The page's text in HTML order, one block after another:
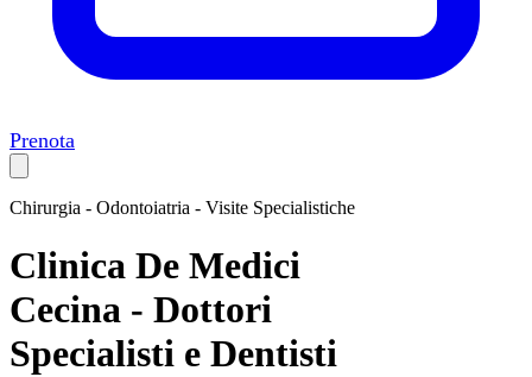
Prenota
Chirurgia - Odontoiatria - Visite Specialistiche
Clinica De Medici
Cecina - Dottori
Specialisti e Dentisti